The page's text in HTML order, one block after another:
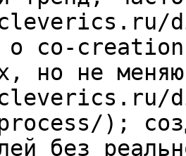
о co-creation
но не
);
без